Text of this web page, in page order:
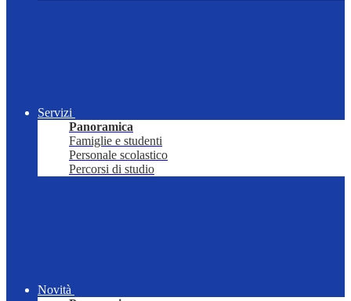
Servizi
Panoramica
Famiglie e studenti
Personale scolastico
Percorsi di studio
Novità